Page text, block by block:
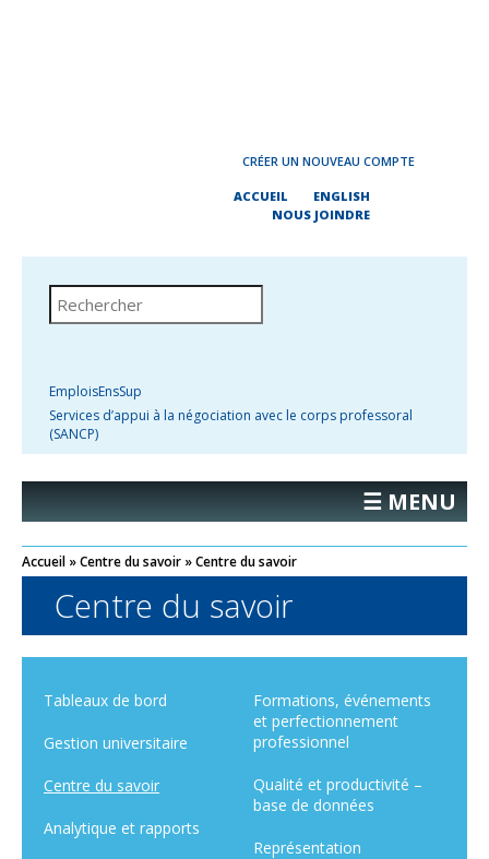
CRÉER UN NOUVEAU COMPTE
ACCUEIL
ENGLISH
NOUS JOINDRE
EmploisEnsSup
Services d’appui à la négociation avec le corps professoral
(SANCP)
☰ MENU
Accueil »Centre du savoir »Centre du savoir
Centre du savoir
Tableaux de bord
Gestion universitaire
Centre du savoir
Analytique et rapports
Formations, événements
et perfectionnement
professionnel
Qualité et productivité –
base de données
Représentation